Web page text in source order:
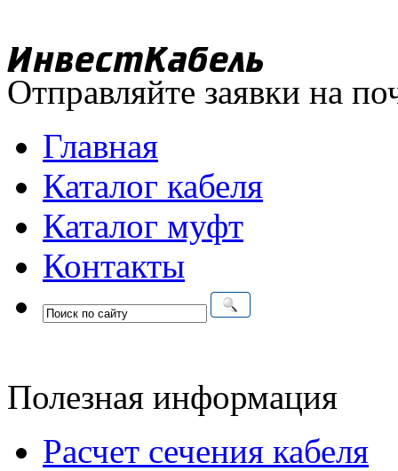
Отправляйте заявки на
Главная
Каталог кабеля
Каталог муфт
Контакты
Полезная информация
Расчет сечения кабеля